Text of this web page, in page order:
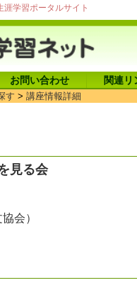
涯学習ポータルサイト
お問い合わせ 関連リ
す > 講座情報詳細
見る会
会）